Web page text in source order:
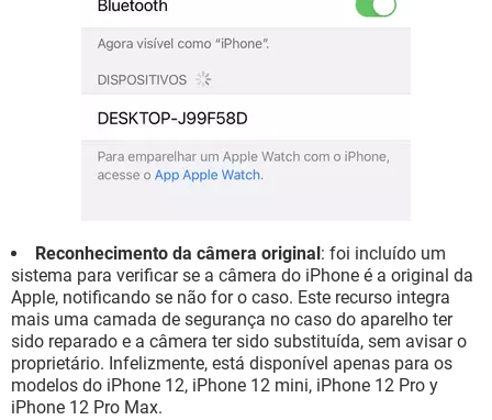
Reconhecimento da câmera original : foi incluído um
sistema para verificar se a câmera do iPhone é a original da
Apple, notificando se não for o caso. Este recurso integra
mais uma camada de segurança no caso do aparelho ter
sido reparado e a câmera ter sido substituída, sem avisar o
proprietário. Infelizmente, está disponível apenas para os
modelos do iPhone 12, iPhone 12 mini, iPhone 12 Pro y
iPhone 12 Pro Max.